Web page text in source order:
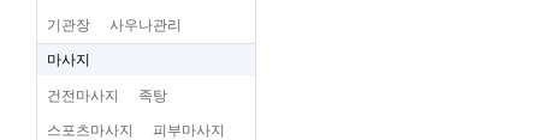
기관장 사우나관리
마사지
건전마사지 족탕
스포츠마사지 피부마사지